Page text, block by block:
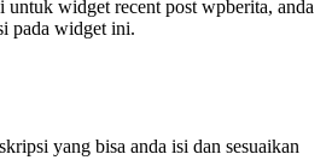
untuk widget recent post wpberita, anda
pada widget ini.
yang bisa anda isi dan sesuaikan